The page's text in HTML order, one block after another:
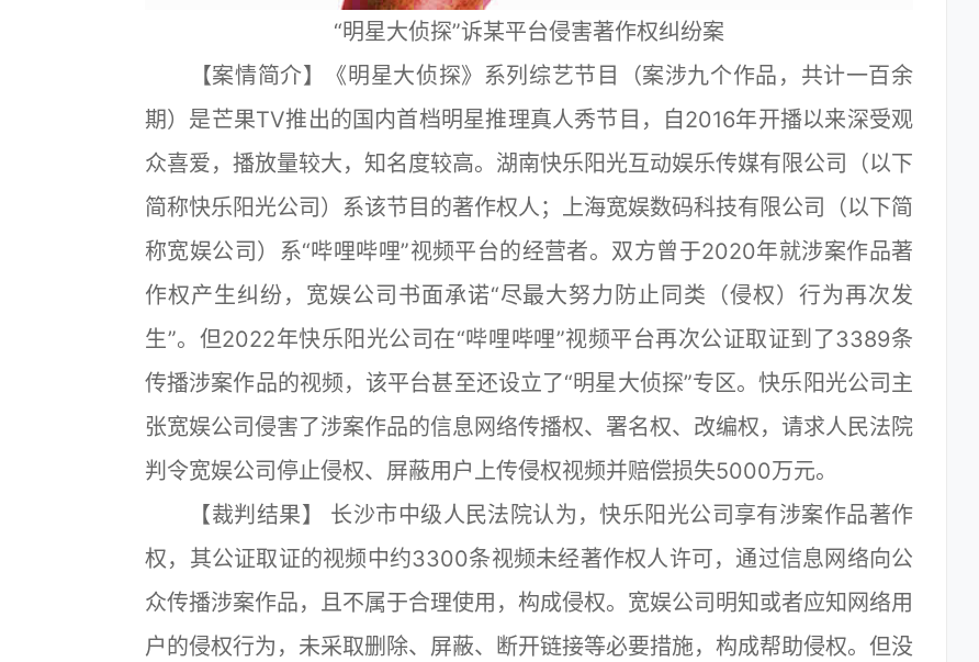
“明星大侦探”诉某平台侵害著作权纠纷案
【案情简介】《明星大侦探》系列综艺节目（案涉九个作品，共计一百余
期）是芒果TV推出的国内首档明星推理真人秀节目，自2016年开播以来深受观
众喜爱，播放量较大，知名度较高。湖南快乐阳光互动娱乐传媒有限公司（以下
简称快乐阳光公司）系该节目的著作权人；上海宽娱数码科技有限公司（以下简
称宽娱公司）系“哔哩哔哩”视频平台的经营者。双方曾于2020年就涉案作品著
作权产生纠纷，宽娱公司书面承诺“尽最大努力防止同类（侵权）行为再次发
生”。但2022年快乐阳光公司在“哔哩哔哩”视频平台再次公证取证到了3389条
传播涉案作品的视频，该平台甚至还设立了“明星大侦探”专区。快乐阳光公司主
张宽娱公司侵害了涉案作品的信息网络传播权、署名权、改编权，请求人民法院
判令宽娱公司停止侵权、屏蔽用户上传侵权视频并赔偿损失5000万元。
【裁判结果】 长沙市中级人民法院认为，快乐阳光公司享有涉案作品著作
权，其公证取证的视频中约3300条视频未经著作权人许可，通过信息网络向公
众传播涉案作品，且不属于合理使用，构成侵权。宽娱公司明知或者应知网络用
户的侵权行为，未采取删除、屏蔽、断开链接等必要措施，构成帮助侵权。但没